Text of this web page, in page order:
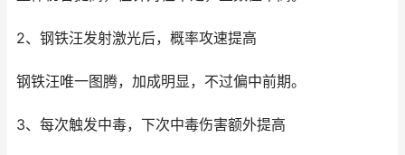
2、钢铁汪发射激光后，概率攻速提高
钢铁汪唯一图腾，加成明显，不过偏中前期。
3、每次触发中毒，下次中毒伤害额外提高